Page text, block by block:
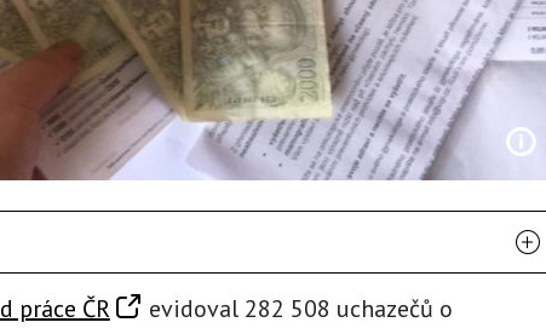
práce ČR
evidoval 282 508 uchazečů o